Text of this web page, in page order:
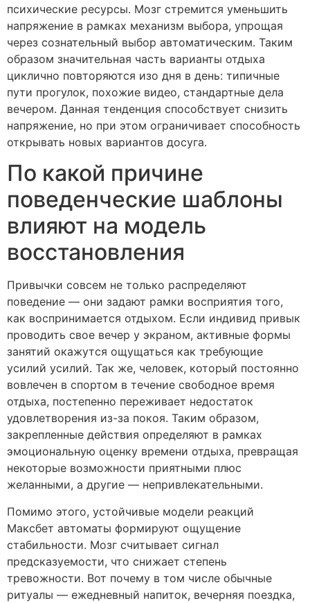
психические ресурсы. Мозг стремится уменьшить
напряжение в рамках механизм выбора, упрощая
через сознательный выбор автоматическим. Таким
образом значительная часть варианты отдыха
циклично повторяются изо дня в день: типичные
пути прогулок, похожие видео, стандартные дела
вечером. Данная тенденция способствует снизить
напряжение, но при этом ограничивает способность
открывать новых вариантов досуга.
По какой причине
поведенческие шаблоны
влияют на модель
восстановления
Привычки совсем не только распределяют
поведение — они задают рамки восприятия того,
как воспринимается отдыхом. Если индивид привык
проводить свое вечер у экраном, активные формы
занятий окажутся ощущаться как требующие
усилий усилий. Так же, человек, который постоянно
вовлечен в спортом в течение свободное время
отдыха, постепенно переживает недостаток
удовлетворения из-за покоя. Таким образом,
закрепленные действия определяют в рамках
эмоциональную оценку времени отдыха, превращая
некоторые возможности приятными плюс
желанными, а другие — непривлекательными.
Помимо этого, устойчивые модели реакций
Максбет автоматы формируют ощущение
стабильности. Мозг считывает сигнал
предсказуемости, что снижает степень
тревожности. Вот почему в том числе обычные
ритуалы — ежедневный напиток, вечерняя поездка,